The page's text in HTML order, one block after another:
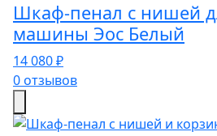
Шкаф-пенал с нишей
машины Эос Белый
14 080 ₽
0 отзывов